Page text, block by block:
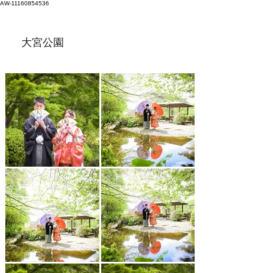
AW-11160854536
大宮公園